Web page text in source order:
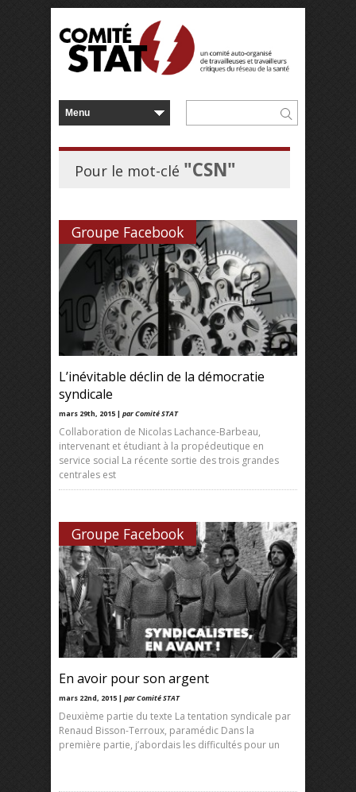
Pour le mot-clé "CSN"
Groupe Facebook
L’inévitable déclin de la démocratie
syndicale
mars 29th, 2015 | par Comité STAT
Collaboration de Nicolas Lachance-Barbeau,
intervenant et étudiant à la propédeutique en
service social La récente sortie des trois grandes
centrales est
Groupe Facebook
En avoir pour son argent
mars 22nd, 2015 | par Comité STAT
Deuxième partie du texte La tentation syndicale par
Renaud Bisson-Terroux, paramédic Dans la
première partie, j’abordais les difficultés pour un